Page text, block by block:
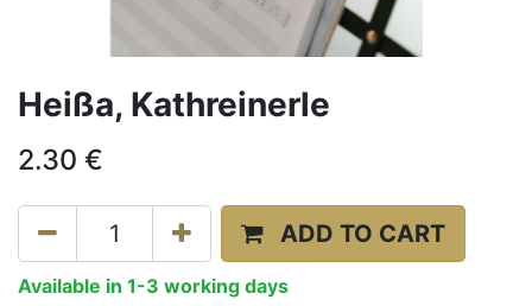
Heißa, Kathreinerle
2.30 €
ADD TO CART
Available in 1-3 working days